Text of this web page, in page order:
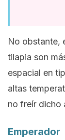
No obstante,
tilapia son
espacial en
altas
no freír dicho
Emperador